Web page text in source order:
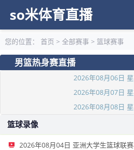
so米体育直播
您的位置： 首页 > 全部赛事 > 篮球赛事
男篮热身赛直播
2026年08月06日
2026年08月07日
2026年08月08日
篮球录像